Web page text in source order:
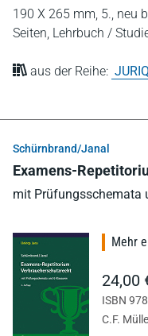
190 X 265 mm, 5., neu
Seiten, Lehrbuch /
aus der Reihe:
Schürnbrand/Janal
Examens-
mit Prüfungsschemata
Mehr
24,00
ISBN
C.F.